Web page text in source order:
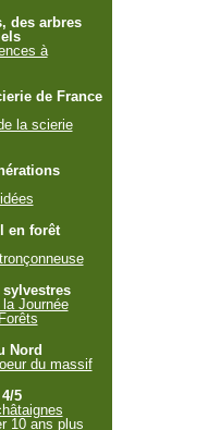
des arbres
à
de France
la scierie
en forêt
la Journée
Nord
du massif
5
10 ans plus